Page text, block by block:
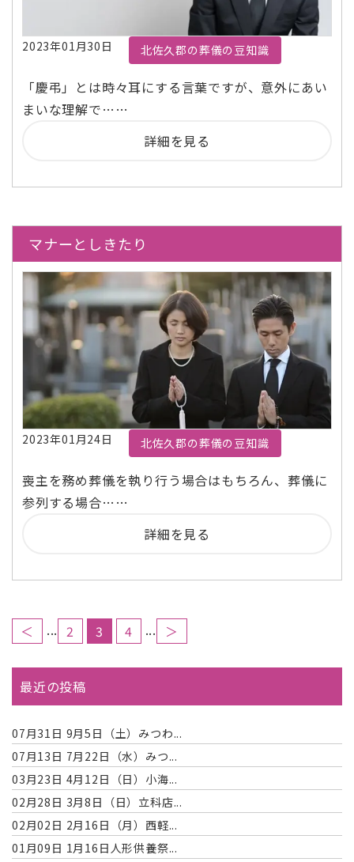
2023年01月30日 北佐久郡の葬儀の豆知識
「慶弔」とは時々耳にする言葉ですが、意外にあい
まいな理解で……
詳細を見る
マナーとしきたり
2023年01月24日 北佐久郡の葬儀の豆知識
喪主を務め葬儀を執り行う場合はもちろん、葬儀に
参列する場合……
詳細を見る
＜ ... 2 3 4 ... ＞
最近の投稿
07月31日 9月5日（土）みつわ...
07月13日 7月22日（水）みつ...
03月23日 4月12日（日）小海...
02月28日 3月8日（日）立科店...
02月02日 2月16日（月）西軽...
01月09日 1月16日人形供養祭...